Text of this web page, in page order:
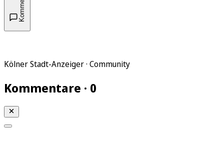
Kölner Stadt-Anzeiger · Community
Kommentare · 0